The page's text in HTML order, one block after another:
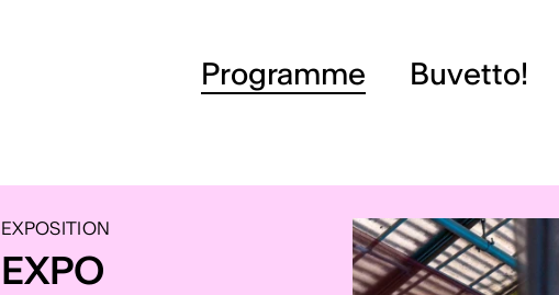
Programme Buvetto!
EXPOSITION
EXPO